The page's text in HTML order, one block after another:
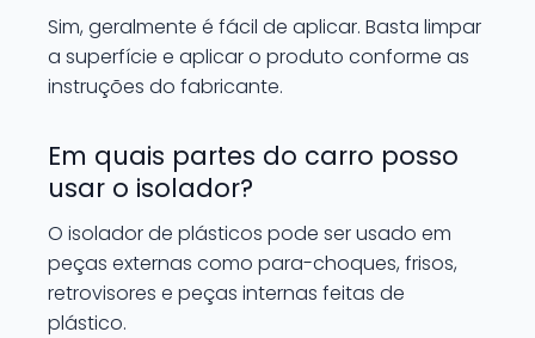
Sim, geralmente é fácil de aplicar. Basta limpar
a superfície e aplicar o produto conforme as
instruções do fabricante.
Em quais partes do carro posso
usar o isolador?
O isolador de plásticos pode ser usado em
peças externas como para-choques, frisos,
retrovisores e peças internas feitas de
plástico.